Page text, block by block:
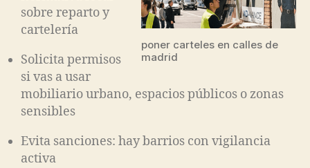
poner carteles en calles de
madrid
sobre reparto y
cartelería
Solicita permisos
si vas a usar
mobiliario urbano, espacios públicos o zonas
sensibles
Evita sanciones: hay barrios con vigilancia
activa